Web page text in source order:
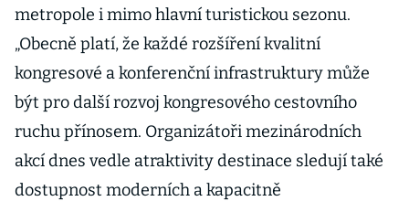
metropole i mimo hlavní turistickou sezonu.
„Obecně platí, že každé rozšíření kvalitní
kongresové a konferenční infrastruktury může
být pro další rozvoj kongresového cestovního
ruchu přínosem. Organizátoři mezinárodních
akcí dnes vedle atraktivity destinace sledují také
dostupnost moderních a kapacitně